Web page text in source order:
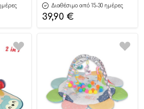
Parrot 2in1 4249, Bebe
Stars
Διαθέσιμο από 15-30 ημέρες
39,90 €